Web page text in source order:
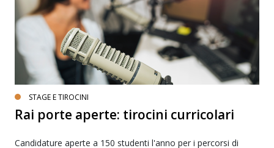
STAGE E TIROCINI
Rai porte aperte: tirocini curricolari
Candidature aperte a 150 studenti l'anno per i percorsi di